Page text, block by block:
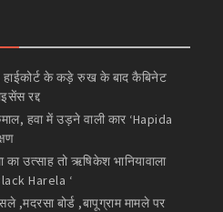
हाईकोर्ट के कड़े रुख के बाद कैबिनेट
रद्द
हवा में उड़ने वाली कार ‘Hapida
उत्साह तो ऋषिकेश भानियावाला
Harela ‘
,मदरसा बोर्ड ,बापूग्राम मामले पर